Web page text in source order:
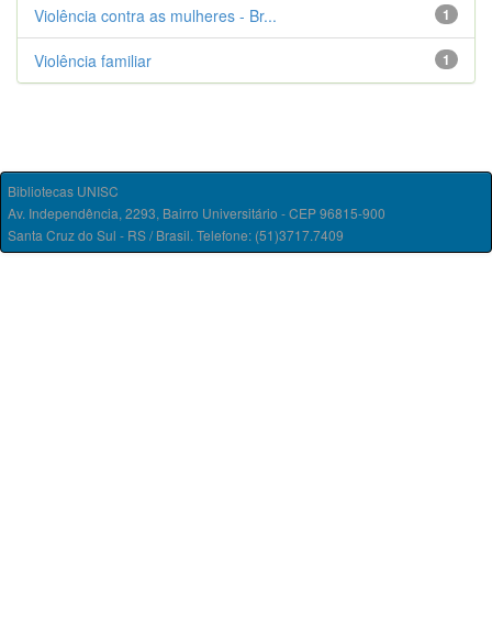
1
Violência contra as mulheres - Br...
1
Violência familiar
Bibliotecas UNISC
Av. Independência, 2293, Bairro Universitário - CEP 96815-900
Santa Cruz do Sul - RS / Brasil. Telefone: (51)3717.7409